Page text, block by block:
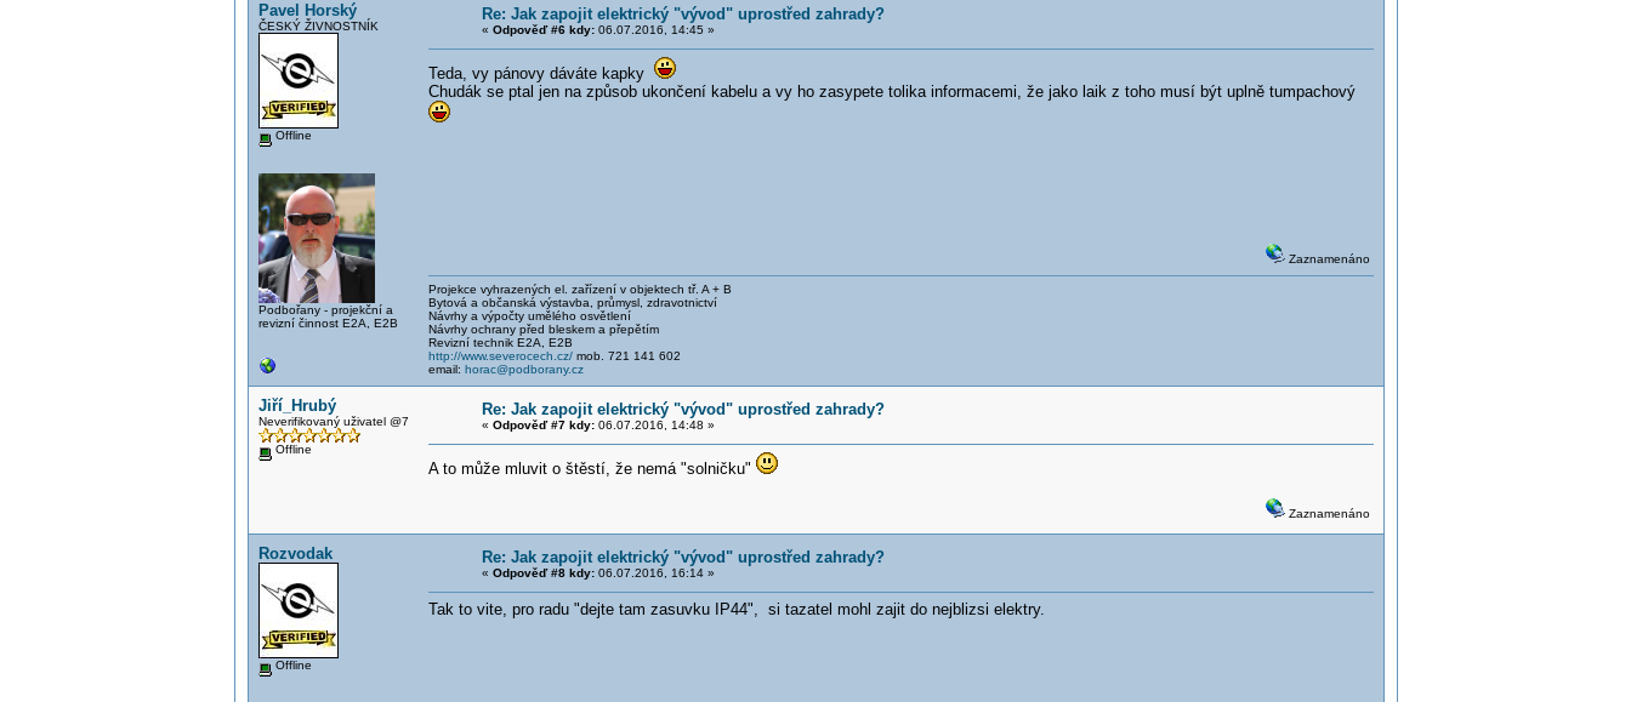
Pavel Horský
ČESKÝ ŽIVNOSTNÍK
Offline
Podbořany - projekční a
revizní činnost E2A, E2B
Re: Jak zapojit elektrický "vývod" uprostřed zahrady?
« Odpověď #6 kdy:06.07.2016, 14:45 »
Teda, vy pánovy dáváte kapky
Chudák se ptal jen na způsob ukončení kabelu a vy ho zasypete tolika informacemi, že jako laik z toho musí být uplně tumpachový
Zaznamenáno
Projekce vyhrazených el. zařízení v objektech tř. A + B
Bytová a občanská výstavba, průmysl, zdravotnictví
Návrhy a výpočty umělého osvětlení
Návrhy ochrany před bleskem a přepětím
Revizní technik E2A, E2B
http://www.severocech.cz/mob. 721 141 602
email: horac@podborany.cz
Jiří_Hrubý
Neverifikovaný uživatel @7
Offline
Re: Jak zapojit elektrický "vývod" uprostřed zahrady?
« Odpověď #7 kdy:06.07.2016, 14:48 »
A to může mluvit o štěstí, že nemá "solničku"
Zaznamenáno
Rozvodak
Offline
Re: Jak zapojit elektrický "vývod" uprostřed zahrady?
« Odpověď #8 kdy:06.07.2016, 16:14 »
Tak to vite, pro radu "dejte tam zasuvku IP44", si tazatel mohl zajit do nejblizsi elektry.